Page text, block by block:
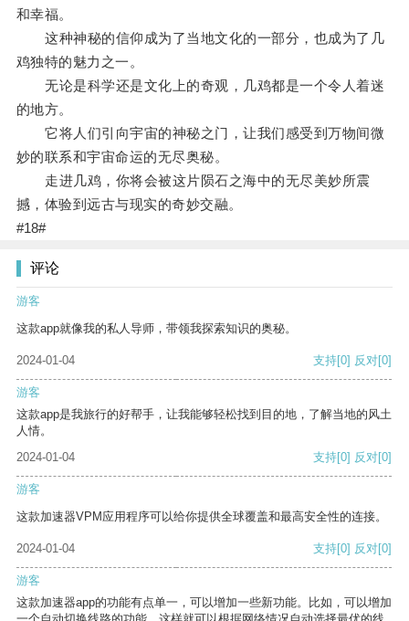
和幸福。
这种神秘的信仰成为了当地文化的一部分，也成为了几
鸡独特的魅力之一。
无论是科学还是文化上的奇观，几鸡都是一个令人着迷
的地方。
它将人们引向宇宙的神秘之门，让我们感受到万物间微
妙的联系和宇宙命运的无尽奥秘。
走进几鸡，你将会被这片陨石之海中的无尽美妙所震
撼，体验到远古与现实的奇妙交融。
#18#
评论
游客
这款app就像我的私人导师，带领我探索知识的奥秘。
2024-01-04 支持[0] 反对[0]
游客
这款app是我旅行的好帮手，让我能够轻松找到目的地，了解当地的风土
人情。
2024-01-04
支持[0] 反对[0]
游客
这款加速器VPM应用程序可以给你提供全球覆盖和最高安全性的连接。
2024-01-04 支持[0] 反对[0]
游客
这款加速器app的功能有点单一，可以增加一些新功能。比如，可以增加